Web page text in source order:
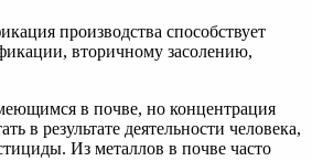
производства способствует
вторичному засолению,
в почве, но концентрация
в результате деятельности человека,
Из металлов в почве часто